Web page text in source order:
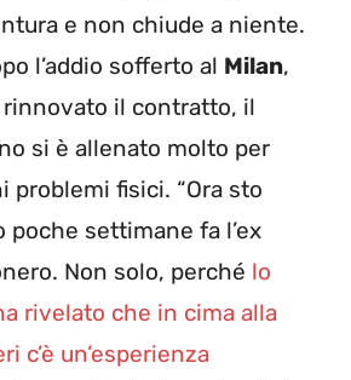
e non chiude a niente.
l’addio sofferto al Milan,
il contratto, il
si è allenato molto per
problemi fisici. “Ora sto
poche settimane fa l’ex
Non solo, perché lo
rivelato che in cima alla
c’è un’esperienza